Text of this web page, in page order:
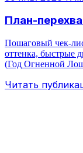
План-
Пошаговый чек-
оттенка, быстрые
(Год Огненной
Читать